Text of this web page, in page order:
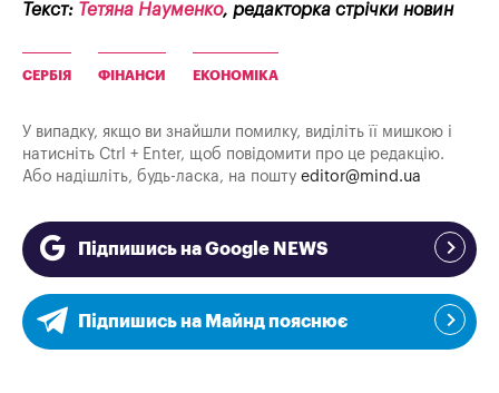
Текст: Тетяна Науменко, редакторка стрічки новин
СЕРБІЯ ФІНАНСИ ЕКОНОМІКА
У випадку, якщо ви знайшли помилку, виділіть її мишкою і
натисніть Ctrl + Enter, щоб повідомити про це редакцію.
Або надішліть, будь-ласка, на пошту editor@mind.ua
Підпишись на Google NEWS
Підпишись на Майнд пояснює